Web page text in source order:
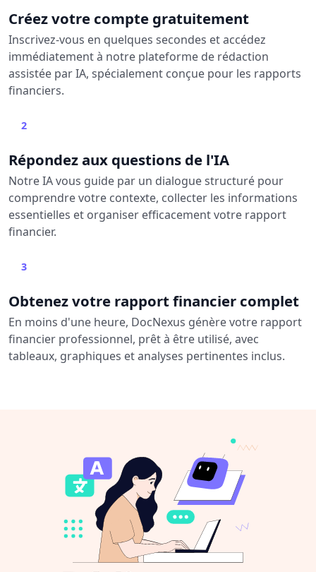
Créez votre compte gratuitement
Inscrivez-vous en quelques secondes et accédez
immédiatement à notre plateforme de rédaction
assistée par IA, spécialement conçue pour les rapports
financiers.
2
Répondez aux questions de l'IA
Notre IA vous guide par un dialogue structuré pour
comprendre votre contexte, collecter les informations
essentielles et organiser efficacement votre rapport
financier.
3
Obtenez votre rapport financier complet
En moins d'une heure, DocNexus génère votre rapport
financier professionnel, prêt à être utilisé, avec
tableaux, graphiques et analyses pertinentes inclus.